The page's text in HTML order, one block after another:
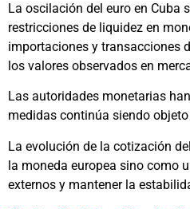
La oscilación del euro en Cuba
restricciones de liquidez en
importaciones y transacciones
los valores observados en
Las autoridades monetarias
medidas continúa siendo
La evolución de la cotización
la moneda europea sino como
externos y mantener la